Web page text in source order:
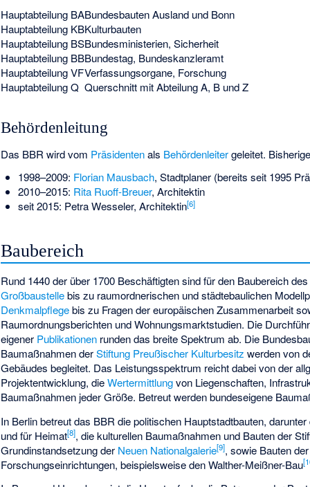
Hauptabteilung BABundesbauten Ausland und Bonn
Hauptabteilung KBKulturbauten
Hauptabteilung BSBundesministerien, Sicherheit
Hauptabteilung BBBundestag, Bundeskanzleramt
Hauptabteilung VFVerfassungsorgane, Forschung
Hauptabteilung Q Querschnitt mit Abteilung A, B und Z
Behördenleitung
Das BBR wird vom Präsidentenals Behördenleitergeleitet.
1998–2009: Florian Mausbach, Stadtplaner (bereits seit 1995
2010–2015: Rita Ruoff-Breuer, Architektin
seit 2015: Petra Wesseler, Architektin[6]
Baubereich
Rund 1440 der über 1700 Beschäftigten sind für den Baubereich
Großbaustellebis zu raumordnerischen und städtebaulichen
Denkmalpflegebis zu Fragen der europäischen Zusammenarbeit
Raumordnungsberichten und Wohnungsmarktstudien. Die
eigener Publikationen runden das breite Spektrum ab. Die
Baumaßnahmen derStiftung Preußischer Kulturbesitz werden von
Gebäudes begleitet. Das Leistungsspektrum reicht dabei von der
Projektentwicklung, dieWertermittlungvon Liegenschaften,
Baumaßnahmen jeder Größe. Betreut werden bundeseigene
In Berlin betreut das BBR die politischen Hauptstadtbauten,
und für Heimat[8], die kulturellen Baumaßnahmen und Bauten der
Grundinstandsetzung der Neuen Nationalgalerie[9], sowie Bauten
Forschungseinrichtungen, beispielsweise den Walther-Meißner-Bau[